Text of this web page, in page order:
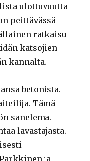
ulottuvuutta
peittävässä
ratkaisu
katsojien
kannalta.
betonista.
Tämä
sanelema.
lavastajasta.
ja